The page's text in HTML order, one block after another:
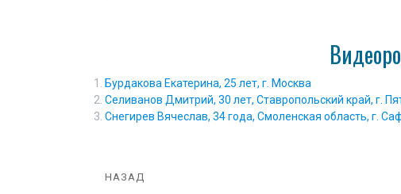
Бурдакова Екатерина, 25 лет, г. Москва
Селиванов Дмитрий, 30 лет, Ставропольский край, г.
Снегирев Вячеслав, 34 года, Смоленская область, г.
НАЗАД